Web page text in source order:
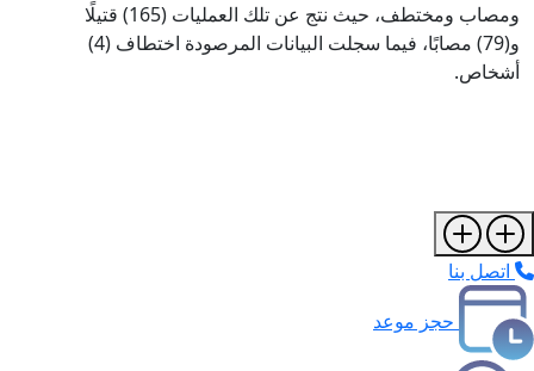
ومصاب ومختطف، حيث نتج عن تلك العمليات (165) قتيلًا
و(79) مصابًا، فيما سجلت البيانات المرصودة اختطاف (4)
أشخاص.
اتصل بنا
حجز موعد